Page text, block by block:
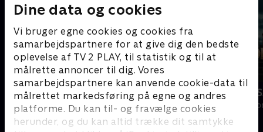
Dine data og cookies
Vi bruger egne cookies og cookies fra
samarbejdspartnere for at give dig den bedste
oplevelse af TV 2 PLAY, til statistik og til at
målrette annoncer til dig. Vores
samarbejdspartnere kan anvende cookie-data til
målrettet markedsføring på egne og andres
platforme. Du kan til- og fravælge cookies
herunder, og du kan altid trække dit samtykke
Landmand søger kærlighed
Reality • 13 sæsoner
Forræder
Reality • 2